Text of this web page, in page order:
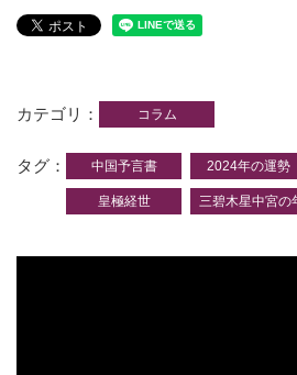
カテゴリ コラム
タグ 中国予言書 2024年の運勢
皇極経世 三碧木星中宮の